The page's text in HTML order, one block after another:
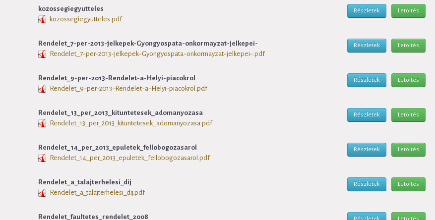
kozossegiegyutteles
kozossegiegyutteles.pdf
Letöltés
Részletek
Rendelet_7-per-2013-jelkepek-Gyongyospata-onkormayzat-jelkepei-
Rendelet_7-per-2013-jelkepek-Gyongyospata-onkormayzat-jelkepei-.pdf
Letöltés
Részletek
Rendelet_9-per-2013-Rendelet-a-Helyi-piacokrol
Rendelet_9-per-2013-Rendelet-a-Helyi-piacokrol.pdf
Letöltés
Részletek
Rendelet_13_per_2013_kituntetesek_adomanyozasa
Rendelet_13_per_2013_kituntetesek_adomanyozasa.pdf
Letöltés
Részletek
Rendelet_14_per_2013_epuletek_fellobogozasarol
Rendelet_14_per_2013_epuletek_fellobogozasarol.pdf
Letöltés
Részletek
Rendelet_a_talajterhelesi_dij
Rendelet_a_talajterhelesi_dij.pdf
Letöltés
Részletek
Rendelet_faultetes_rendelet_2008